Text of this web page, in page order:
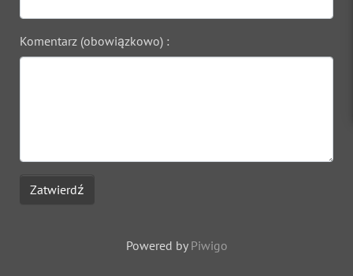
Komentarz (obowiązkowo) :
Zatwierdź
Powered by Piwigo